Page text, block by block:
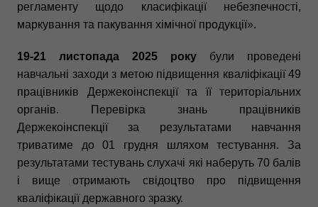
регламенту щодо класифікації небезпечності,
маркування та пакування хімічної продукції».
19-21 листопада 2025 року були проведені
навчальні заходи з метою підвищення кваліфікації 49
працівників Держекоінспекції та її територіальних
органів. Перевірка знань працівників
Держекоінспекції за результатами навчання
триватиме до 01 грудня шляхом тестування. За
результатами тестувань слухачі які наберуть 70 балів
і вище отримають свідоцтво про підвищення
кваліфікації державного зразку.